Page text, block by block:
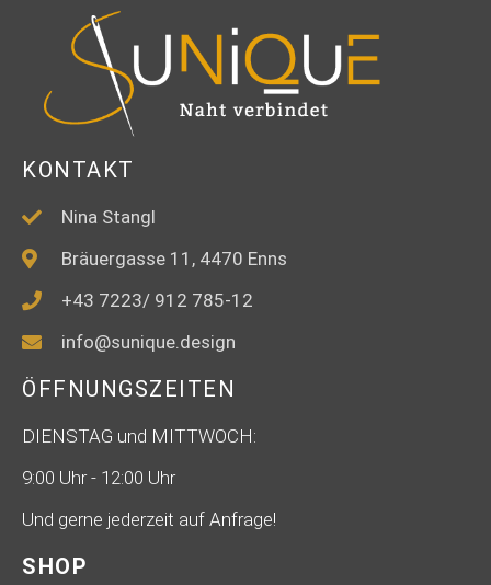
KONTAKT
Nina Stangl
Bräuergasse 11, 4470 Enns
+43 7223/ 912 785-12
info@sunique.design
ÖFFNUNGSZEITEN
DIENSTAG und MITTWOCH:
9:00 Uhr - 12:00 Uhr
Und gerne jederzeit auf Anfrage!
SHOP